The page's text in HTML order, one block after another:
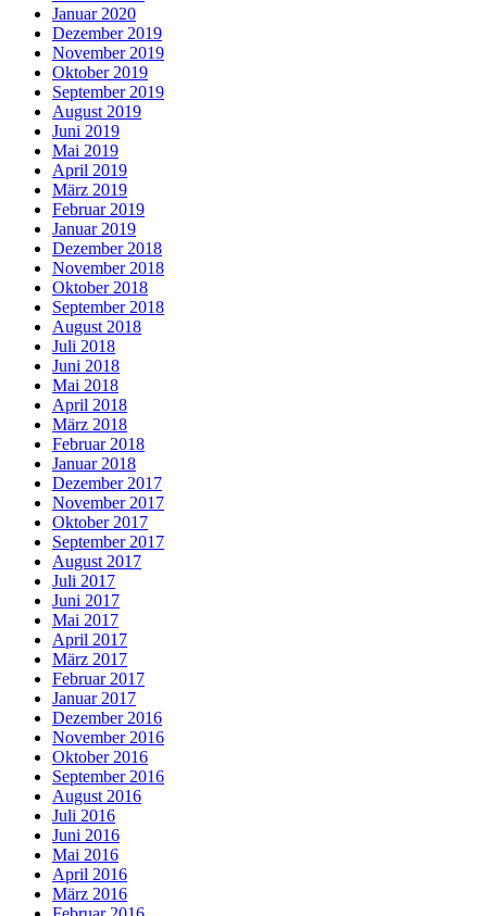
Januar 2020
Dezember 2019
November 2019
Oktober 2019
September 2019
August 2019
Juni 2019
Mai 2019
April 2019
März 2019
Februar 2019
Januar 2019
Dezember 2018
November 2018
Oktober 2018
September 2018
August 2018
Juli 2018
Juni 2018
Mai 2018
April 2018
März 2018
Februar 2018
Januar 2018
Dezember 2017
November 2017
Oktober 2017
September 2017
August 2017
Juli 2017
Juni 2017
Mai 2017
April 2017
März 2017
Februar 2017
Januar 2017
Dezember 2016
November 2016
Oktober 2016
September 2016
August 2016
Juli 2016
Juni 2016
Mai 2016
April 2016
März 2016